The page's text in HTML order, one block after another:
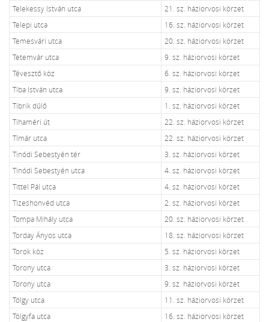
Telekessy István utca
21. sz. háziorvosi körzet
Telepi utca
16. sz. háziorvosi körzet
Temesvári utca
20. sz. háziorvosi körzet
Tetemvár utca
9. sz. háziorvosi körzet
Tévesztő köz
6. sz. háziorvosi körzet
Tiba István utca
9. sz. háziorvosi körzet
Tibrik dűlő
1. sz. háziorvosi körzet
Tihaméri út
22. sz. háziorvosi körzet
Tímár utca
22. sz. háziorvosi körzet
Tinódi Sebestyén tér
3. sz. háziorvosi körzet
Tinódi Sebestyén utca
4. sz. háziorvosi körzet
Tittel Pál utca
4. sz. háziorvosi körzet
Tizeshonvéd utca
2. sz. háziorvosi körzet
Tompa Mihály utca
20. sz. háziorvosi körzet
Torday Ányos utca
18. sz. háziorvosi körzet
Torok köz
5. sz. háziorvosi körzet
Torony utca
3. sz. háziorvosi körzet
Torony utca
9. sz. háziorvosi körzet
Tölgy utca
11. sz. háziorvosi körzet
Tölgyfa utca
16. sz. háziorvosi körzet